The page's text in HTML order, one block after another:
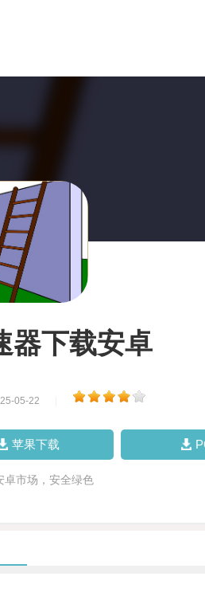
器下载安卓
05-22
苹果下载
卓市场，安全绿色